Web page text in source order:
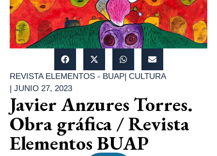
REVISTA ELEMENTOS - BUAP| CULTURA
| JUNIO 27, 2023
Javier Anzures Torres.
Obra gráfica / Revista
Elementos BUAP